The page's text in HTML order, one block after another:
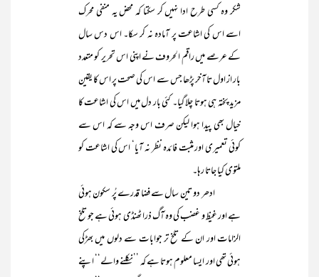
شکر وہ کسی طرح ادا نہیں کر سکتا کہ محض یہ منفی محرک
اسے اس کی اشاعت پر آمادہ نہ کر سکا۔ اس دس سال
کے عرصے میں راقم الحروف نے اپنی اس تحریر کو متعدد
بار از اول تا آخر پڑھا جس سے اس کی صحت پر اس کا یقین
مزید پختہ ہی ہوتا چلا گیا۔ کئی بار دل میں اس کی اشاعت کا
خیال بھی پیدا ہوا لیکن صرف اس وجہ سے کہ اس سے
کوئی تعمیری اور مثبت فائدہ نظر نہ آیا‘ اس کی اشاعت کو
ملتوی کیا جاتا رہا۔
ادھر دو تین سال سے فضا قدرے پُر سکون ہوئی
ہے اور غیظ و غضب کی وہ آگ ذرا ٹھنڈی ہوئی ہے جو تلخ
الزامات اور ان کے تلخ تر جوابات سے دلوں میں بھڑکی
ہوئی تھی اور ایسا معلوم ہوتا ہے کہ ’’نکلنے والے‘‘ اپنے